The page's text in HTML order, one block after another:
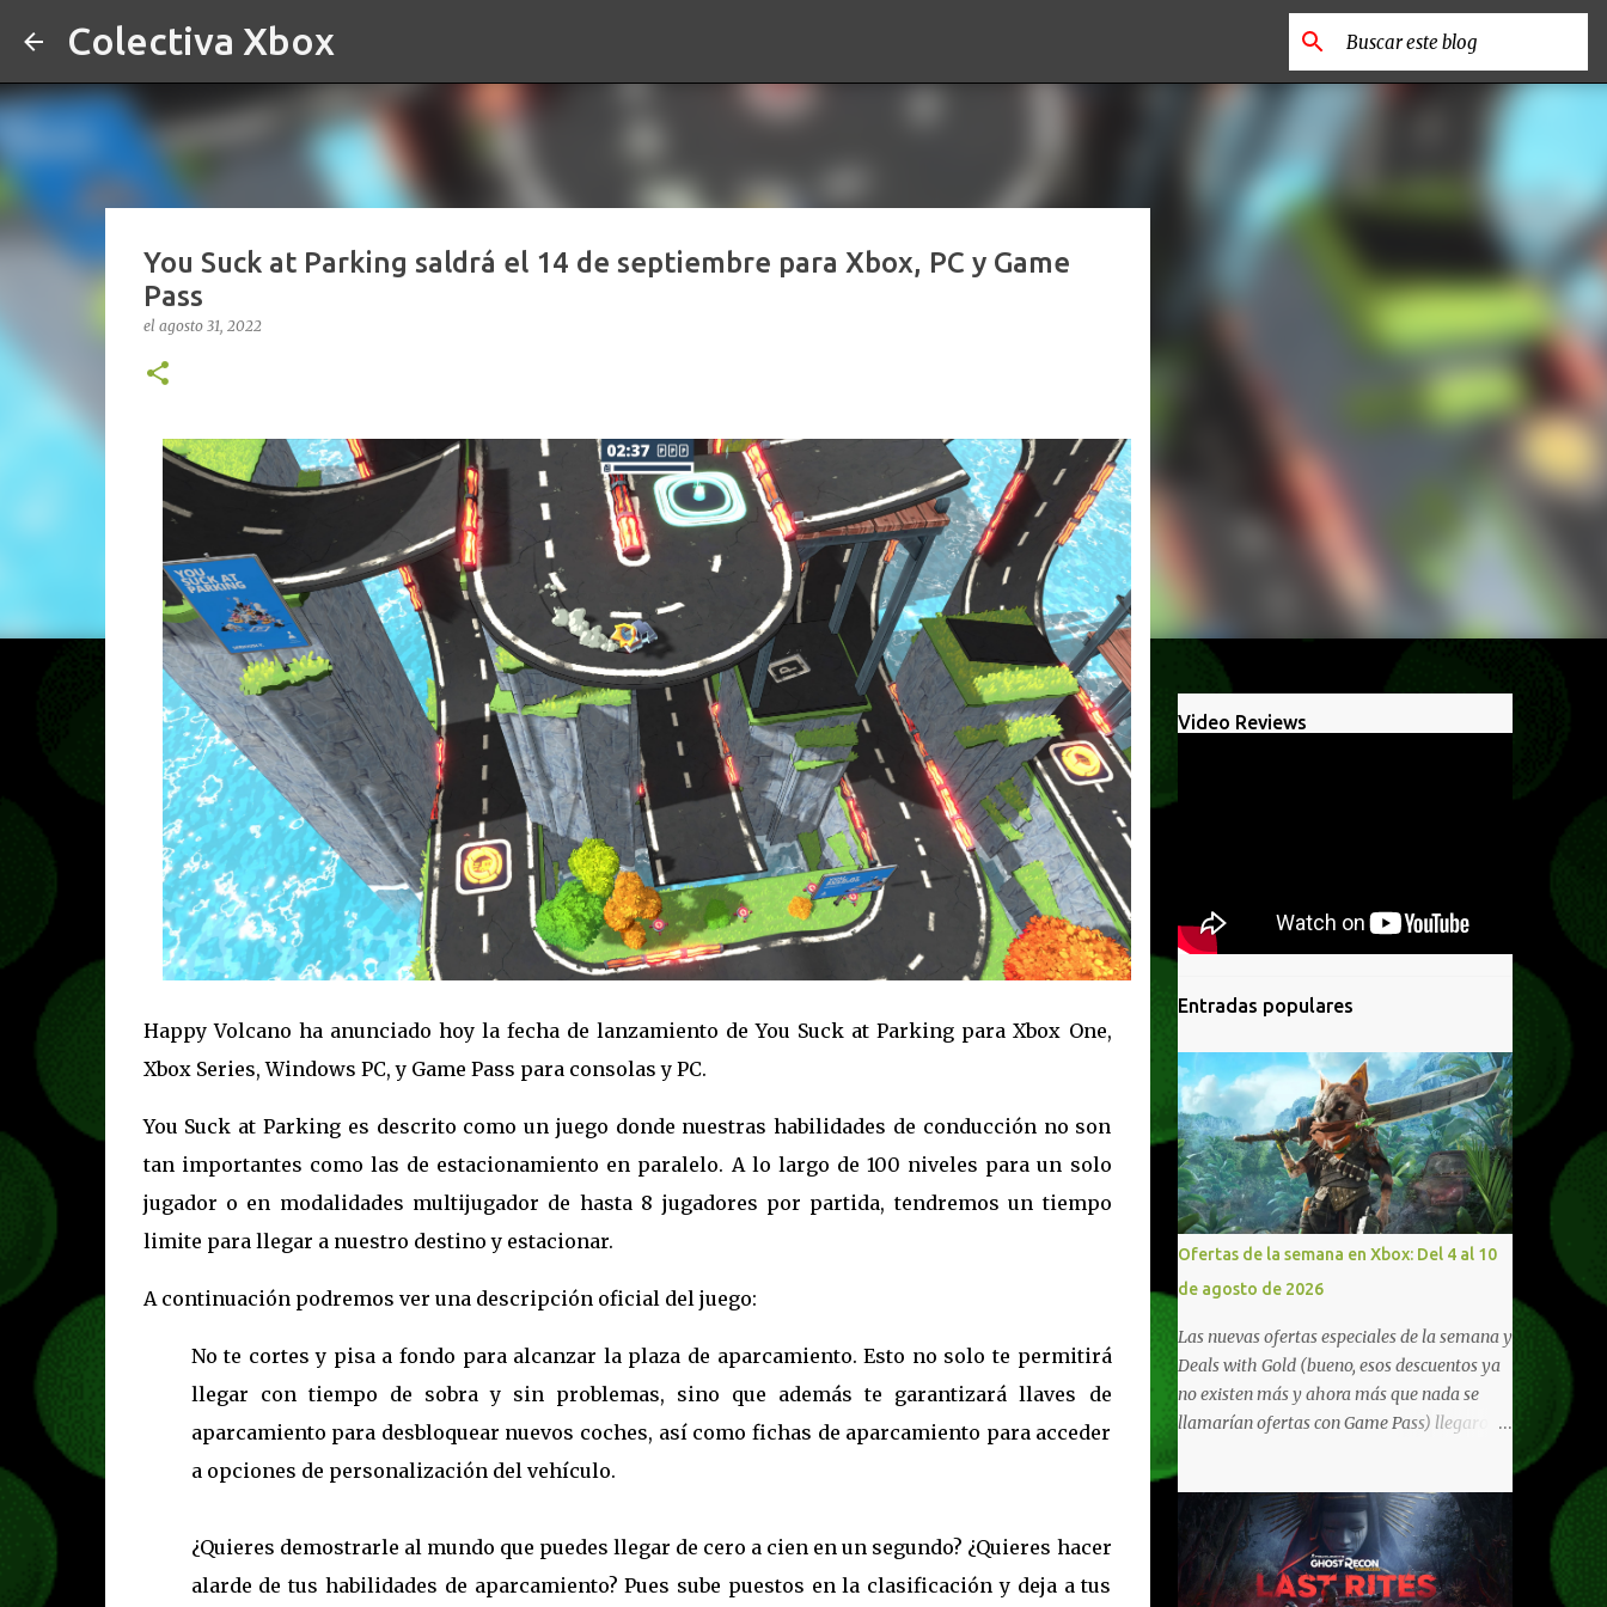
Colectiva Xbox
You Suck at Parking saldrá el 14 de septiembre para Xbox, PC y Game
Pass
el agosto 31, 2022
Happy Volcano ha anunciado hoy la fecha de lanzamiento de You Suck at Parking para Xbox One,
Xbox Series, Windows PC, y Game Pass para consolas y PC.
You Suck at Parking es descrito como un juego donde nuestras habilidades de conducción no son
tan importantes como las de estacionamiento en paralelo. A lo largo de 100 niveles para un solo
jugador o en modalidades multijugador de hasta 8 jugadores por partida, tendremos un tiempo
limite para llegar a nuestro destino y estacionar.
A continuación podremos ver una descripción oficial del juego:
No te cortes y pisa a fondo para alcanzar la plaza de aparcamiento. Esto no solo te permitirá
llegar con tiempo de sobra y sin problemas, sino que además te garantizará llaves de
aparcamiento para desbloquear nuevos coches, así como fichas de aparcamiento para acceder
a opciones de personalización del vehículo.
¿Quieres demostrarle al mundo que puedes llegar de cero a cien en un segundo? ¿Quieres hacer
alarde de tus habilidades de aparcamiento? Pues sube puestos en la clasificación y deja a tus
Video Reviews
Entradas populares
Ofertas de la semana en Xbox: Del 4 al 10
de agosto de 2026
Las nuevas ofertas especiales de la semana y
Deals with Gold (bueno, esos descuentos ya
no existen más y ahora más que nada se
llamarían ofertas con Game Pass) llegaron a
Xbox Network). Para aquellos en Windows
10/11, varios de los juegos que están de
oferta también cuentan con soporte para
Xbox Play Anywhere, lo que nos permite
jugarlos y mantener un progreso